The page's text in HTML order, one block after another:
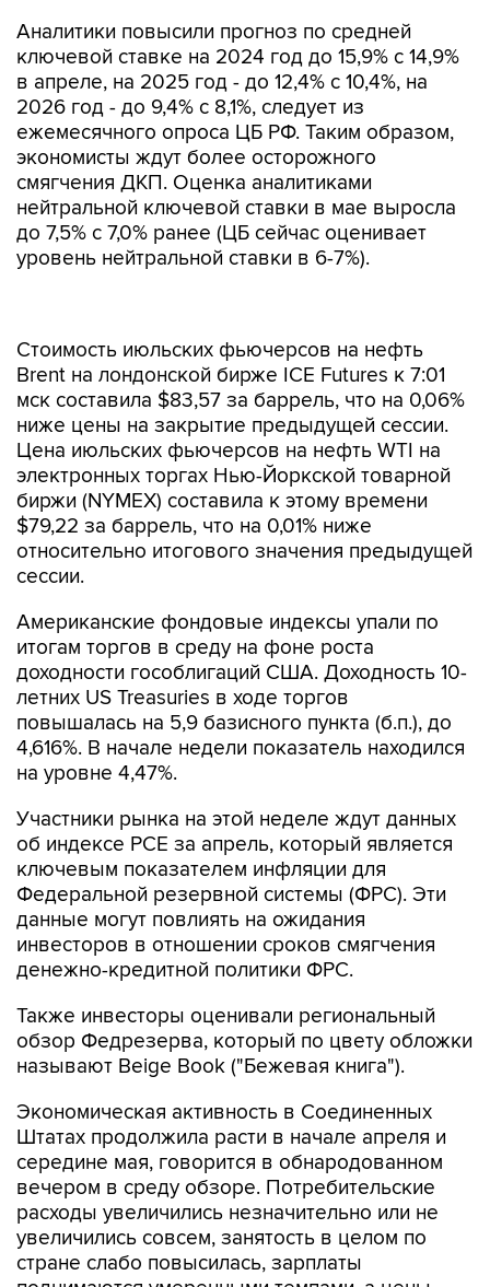
Аналитики повысили прогноз по средней
ключевой ставке на 2024 год до 15,9% с 14,9%
в апреле, на 2025 год - до 12,4% с 10,4%, на
2026 год - до 9,4% с 8,1%, следует из
ежемесячного опроса ЦБ РФ. Таким образом,
экономисты ждут более осторожного
смягчения ДКП. Оценка аналитиками
нейтральной ключевой ставки в мае выросла
до 7,5% с 7,0% ранее (ЦБ сейчас оценивает
уровень нейтральной ставки в 6-7%).
мск составила $83,57 за баррель, что на 0,06%
ниже цены на закрытие предыдущей сессии.
Цена июльских фьючерсов на нефть WTI на
электронных торгах Нью-Йоркской товарной
биржи (NYMEX) составила к этому времени
$79,22 за баррель, что на 0,01% ниже
относительно итогового значения предыдущей
сессии.
Американские фондовые индексы упали по
доходности гособлигаций США. Доходность 10-
летних US Treasuries в ходе торгов
повышалась на 5,9 базисного пункта (б.п.), до
4,616%. В начале недели показатель находился
на уровне 4,47%.
Участники рынка на этой неделе ждут данных
ключевым показателем инфляции для
Федеральной резервной системы (ФРС). Эти
данные могут повлиять на ожидания
инвесторов в отношении сроков смягчения
денежно-кредитной политики ФРС.
Также инвесторы оценивали региональный
называют Beige Book ("Бежевая книга").
Экономическая активность в Соединенных
середине мая, говорится в обнародованном
вечером в среду обзоре. Потребительские
расходы увеличились незначительно или не
увеличились совсем, занятость в целом по
стране слабо повысилась, зарплаты
поднимаются умеренными темпами, а цены
росли сдержанно.